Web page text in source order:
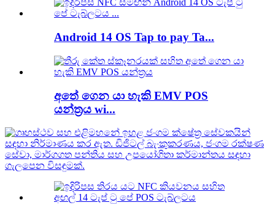
Android 14 OS Tap to pay Ta...
අතේ ගෙන යා හැකි EMV POS
යන්ත්‍රය wi...